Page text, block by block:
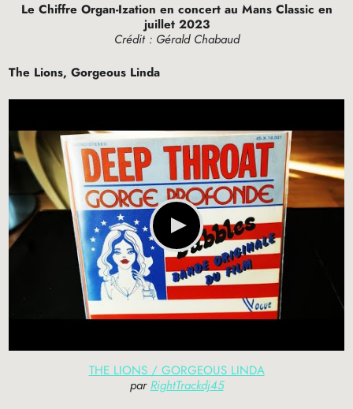
Le Chiffre Organ-Ization en concert au Mans Classic en
juillet 2023
Crédit : Gérald Chabaud
The Lions, Gorgeous Linda
THE LIONS / GORGEOUS LINDA
parRightTrackdj45